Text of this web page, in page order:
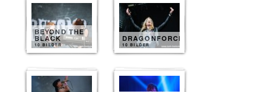
BEYOND THE
BLACK
10 BILDER
DRAGONFORCE
10 BILDER